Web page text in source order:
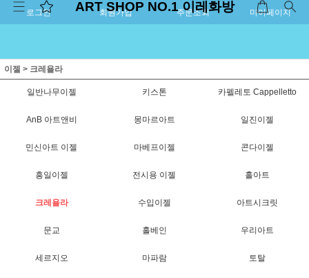
로그인 회원가입 주문조회 마이페이지
ART SHOP NO.1 이레화방
이젤 > 크레욜라
일반나무이젤 키스톤 카펠레토 Cappelletto
AnB 아트앤비 몽마르아트 일진이젤
민신아트 이젤 마베프이젤 콘다이젤
흥일이젤 전시용 이젤 홀아트
크레욜라 수입이젤 아트시크릿
문교 홀베인 우리아트
세르지오 마파람 토탈